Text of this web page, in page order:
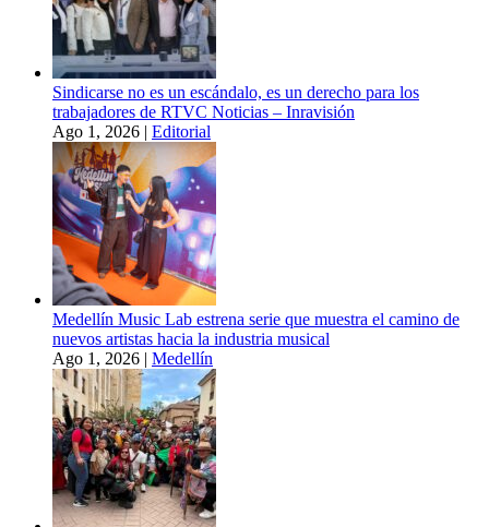
Sindicarse no es un escándalo, es un derecho para los
trabajadores de RTVC Noticias – Inravisión
Ago 1, 2026 | Editorial
Medellín Music Lab estrena serie que muestra el camino de
nuevos artistas hacia la industria musical
Ago 1, 2026 | Medellín